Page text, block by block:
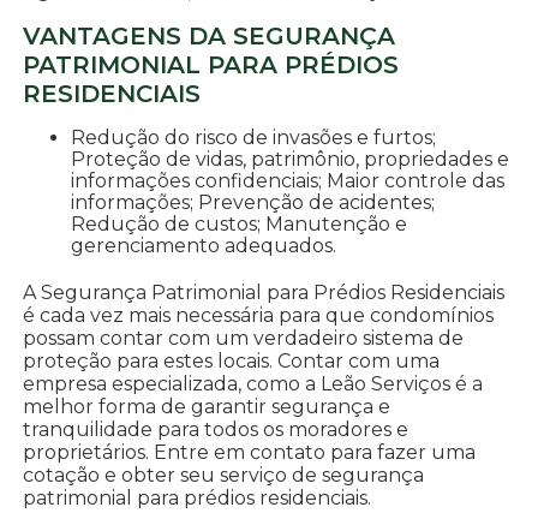
VANTAGENS DA SEGURANÇA
PATRIMONIAL PARA PRÉDIOS
RESIDENCIAIS
Redução do risco de invasões e furtos;
Proteção de vidas, patrimônio, propriedades e
informações confidenciais; Maior controle das
informações; Prevenção de acidentes;
Redução de custos; Manutenção e
gerenciamento adequados.
A Segurança Patrimonial para Prédios Residenciais
é cada vez mais necessária para que condomínios
possam contar com um verdadeiro sistema de
proteção para estes locais. Contar com uma
empresa especializada, como a Leão Serviços é a
melhor forma de garantir segurança e
tranquilidade para todos os moradores e
proprietários. Entre em contato para fazer uma
cotação e obter seu serviço de segurança
patrimonial para prédios residenciais.